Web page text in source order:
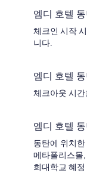
엠디 호텔
체크인 시작
니다.
엠디 호텔
체크아웃 시
엠디 호텔
동탄에 위치
메타폴리스몰
희대학교 혜